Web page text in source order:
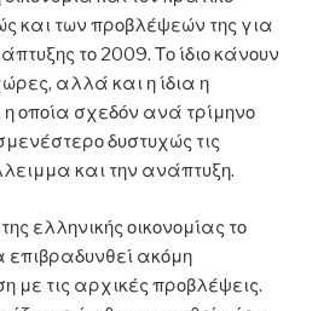
και των προβλέψεών της για
το 2009. Το ίδιο κάνουν
αλλά και η ίδια η
οποία σχεδόν ανά τρίμηνο
δυστυχώς τις
και την ανάπτυξη.
ελληνικής οικονομίας το
ακόμη
με τις αρχικές προβλέψεις.